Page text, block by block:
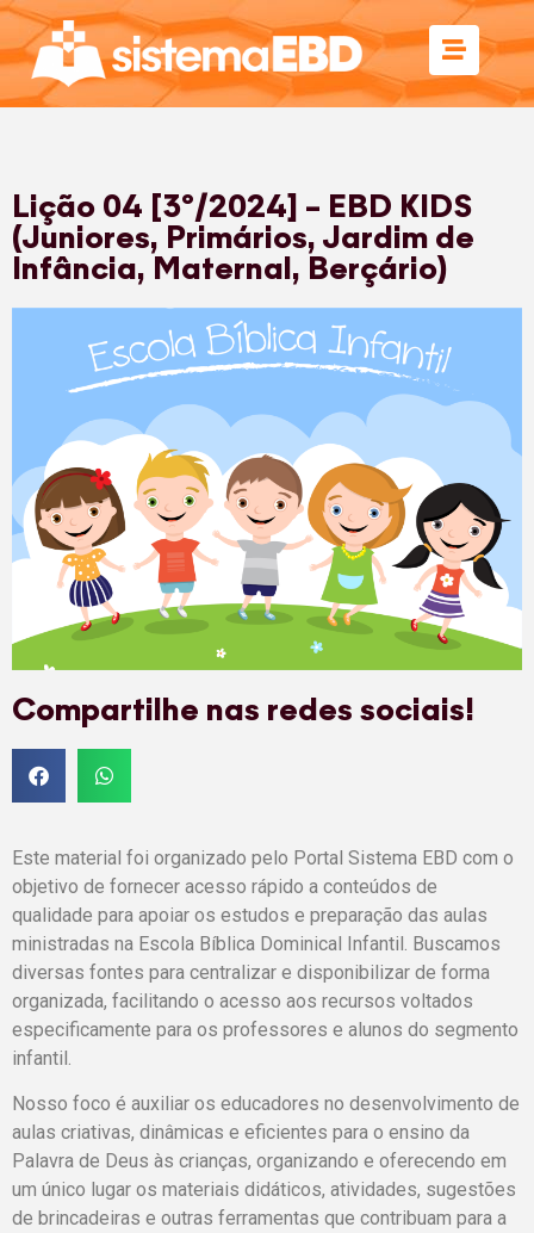
Lição 04 [3º/2024] – EBD KIDS
(Juniores, Primários, Jardim de
Infância, Maternal, Berçário)
Compartilhe nas redes sociais!
Este material foi organizado pelo Portal Sistema EBD com o
objetivo de fornecer acesso rápido a conteúdos de
qualidade para apoiar os estudos e preparação das aulas
ministradas na Escola Bíblica Dominical Infantil. Buscamos
diversas fontes para centralizar e disponibilizar de forma
organizada, facilitando o acesso aos recursos voltados
especificamente para os professores e alunos do segmento
infantil.
Nosso foco é auxiliar os educadores no desenvolvimento de
aulas criativas, dinâmicas e eficientes para o ensino da
Palavra de Deus às crianças, organizando e oferecendo em
um único lugar os materiais didáticos, atividades, sugestões
de brincadeiras e outras ferramentas que contribuam para a